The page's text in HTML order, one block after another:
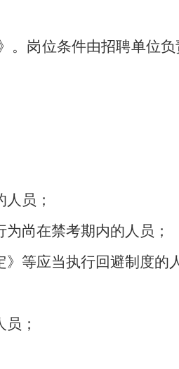
。岗位条件由招聘单位
员；
尚在禁考期内的人员；
等应当执行回避制度的
；